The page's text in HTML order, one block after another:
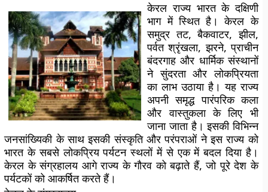
केरल राज्य भारत के दक्षिणी
भाग में स्थित है। केरल के
समुद्र तट, बैकवाटर, झील,
पर्वत श्रृंखला, झरने, प्राचीन
बंदरगाह और धार्मिक संस्थानों
ने सुंदरता और लोकप्रियता
का लाभ उठाया है। यह राज्य
अपनी समृद्ध पारंपरिक कला
और वास्तुकला के लिए भी
जाना जाता है। इसकी विभिन्न
जनसांख्यिकी के साथ इसकी संस्कृति और परंपराओं ने इस राज्य को
भारत के सबसे लोकप्रिय पर्यटन स्थलों में से एक में बदल दिया है।
केरल के संग्रहालय आगे राज्य के गौरव को बढ़ाते हैं, जो पूरे देश के
पर्यटकों को आकर्षित करते हैं।